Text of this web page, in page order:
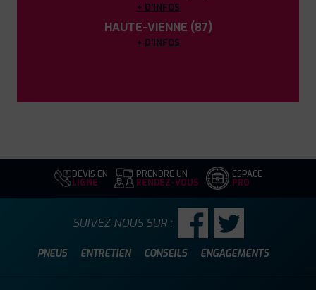
+ D'INFOS
HAUTE-VIENNE (87)
+ D'INFOS
DEVIS EN
LIGNE
PRENDRE UN
RENDEZ-VOUS
ESPACE
PRO
PNEUS ENTRETIEN CONSEILS ENGAGEMENTS
SUIVEZ-NOUS SUR :